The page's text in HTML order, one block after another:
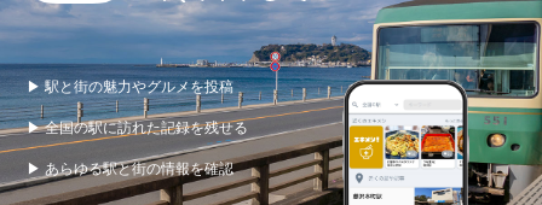
▶ 駅と街の魅力やグルメを投稿
▶ 全国の駅に訪れた記録を残せる
▶ あらゆる駅と街の情報を確認